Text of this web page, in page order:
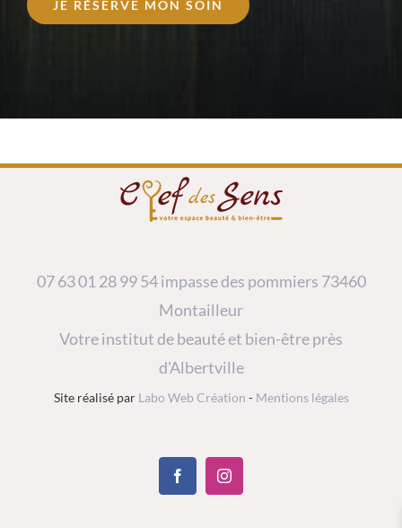
JE RÉSERVE MON SOIN
07 63 01 28 9954 impasse des pommiers 73460
Montailleur
Votre institut de beauté et bien-être près
d'Albertville
Site réalisé par Labo Web Création - Mentions légales